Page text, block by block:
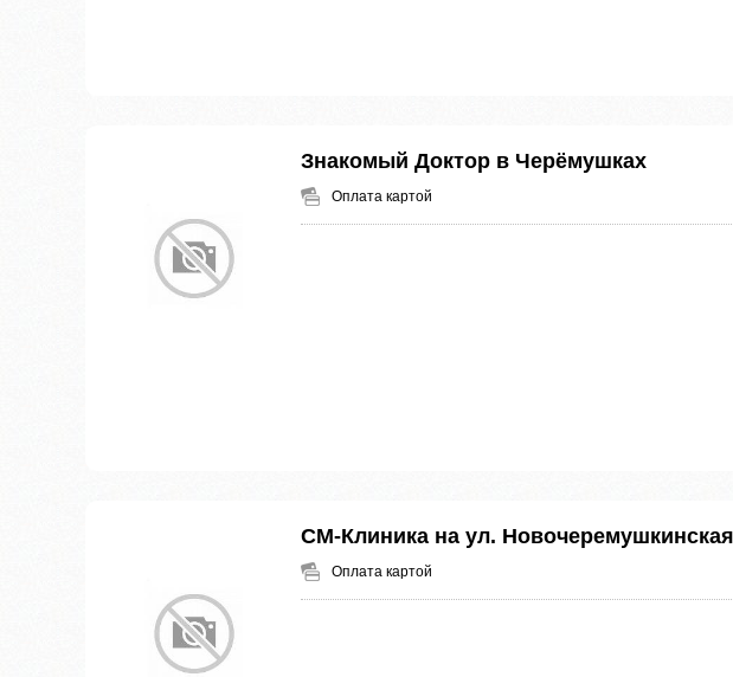
Знакомый Доктор в Черёмушках
Оплата картой
СМ-Клиника на ул. Новочеремушкинская
Оплата картой